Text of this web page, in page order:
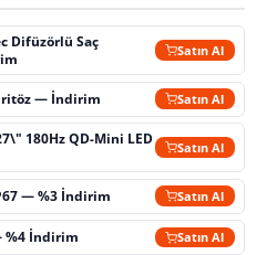
Difüzörlü Saç
Satın Al
— İndirim Satın Al
180Hz QD-Mini LED
Satın Al
— %3 İndirim Satın Al
%4 İndirim Satın Al